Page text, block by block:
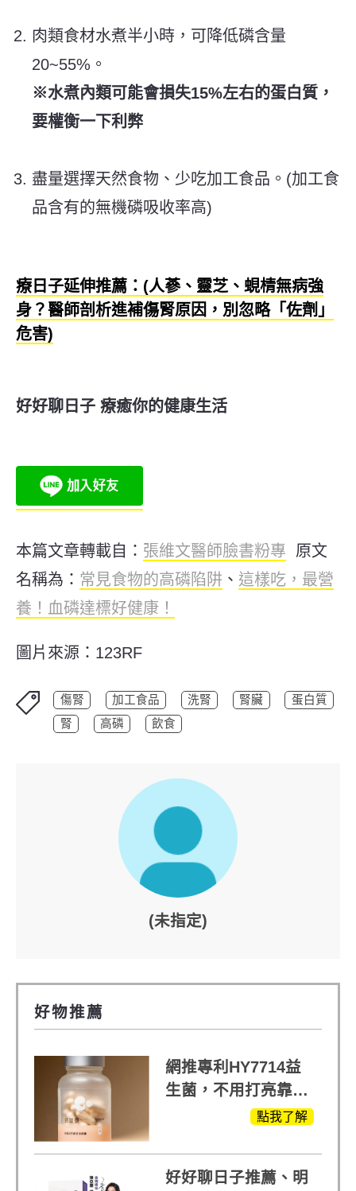
️肉類食材水煮半小時，可降低磷含量
20~55%。
※水煮內類可能會損失15%左右的蛋白質，
要權衡一下利弊
盡量選擇天然食物、少吃加工食品。(加工食
品含有的無機磷吸收率高)
療日子延伸推薦：(人蔘、靈芝、蜆棈無病強
身？醫師剖析進補傷腎原因，別忽略「佐劑」
危害)
好好聊日子 療癒你的健康生活
本篇文章轉載自： 張維文醫師臉書粉專 原文
名稱為： 常見食物的高磷陷阱 、 這樣吃，最營
養！血磷達標好健康！
圖片來源：123RF
傷腎 加工食品 洗腎 腎臟
蛋白質
腎
高磷 飲食
(未指定)
好物推薦
網推專利HY7714益
生菌，不用打亮靠養
點我了解
好好聊日子推薦、明